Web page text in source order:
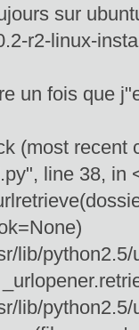
sur
r2-linux-
un fois que
(most recent
line 38, in
lib/
lib/